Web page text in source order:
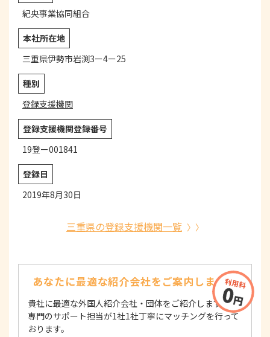
紀央事業協同組合
本社所在地
三重県伊勢市岩渕3ー4ー25
種別
登録支援機関
登録支援機関登録番号
19登ー001841
登録日
2019年8月30日
三重県の登録支援機関一覧
あなたに最適な紹介会社をご案内します！
貴社に最適な外国人紹介会社・団体をご紹介します！
専門のサポート担当が1社1社丁寧にマッチングを行って
おります。